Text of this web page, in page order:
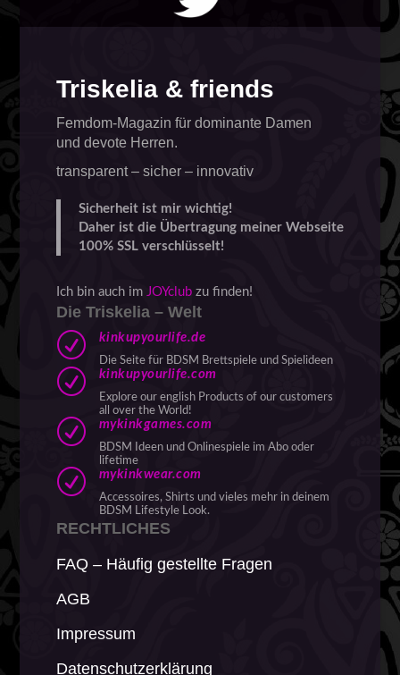
Triskelia & friends
Femdom-Magazin für dominante Damen
und devote Herren.
transparent – sicher – innovativ
Sicherheit ist mir wichtig!
Daher ist die Übertragung meiner Webseite
100% SSL verschlüsselt!
Ich bin auch im JOYclubzu finden!
Die Triskelia – Welt
R kinkupyourlife.de
Die Seite für BDSM Brettspiele und Spielideen
R kinkupyourlife.com
Explore our english Products of our customers
all over the World!
R mykinkgames.com
BDSM Ideen und Onlinespiele im Abo oder
lifetime
R mykinkwear.com
Accessoires, Shirts und vieles mehr in deinem
BDSM Lifestyle Look.
RECHTLICHES
FAQ – Häufig gestellte Fragen
AGB
Impressum
Datenschutzerklärung